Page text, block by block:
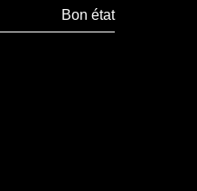
Bon état